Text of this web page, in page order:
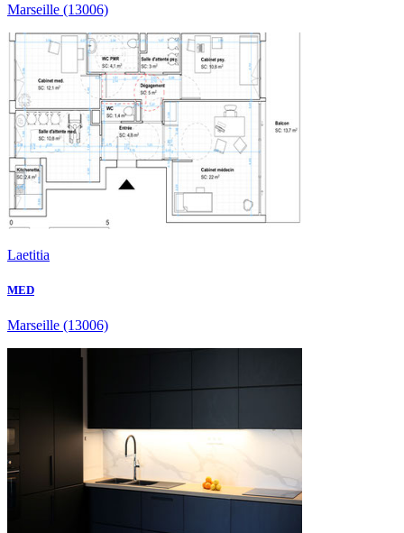
Marseille (13006)
Laetitia
MED
Marseille (13006)